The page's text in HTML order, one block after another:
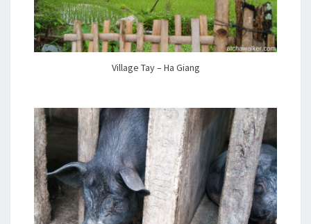
Village Tay – Ha Giang